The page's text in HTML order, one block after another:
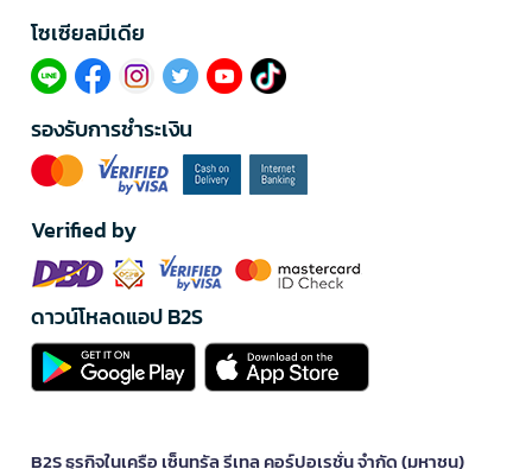
โซเซียลมีเดีย​
รองรับการชำระเงิน
Verified by
ดาวน์โหลดแอป B2S
B2S ธุรกิจในเครือ เซ็นทรัล รีเทล คอร์ปอเรชั่น จำกัด (มหาชน)